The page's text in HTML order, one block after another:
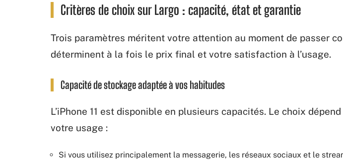
Critères de choix sur Largo : capacité, état et garantie
Trois paramètres méritent votre attention au moment de passer
déterminent à la fois le prix final et votre satisfaction à l’usage.
Capacité de stockage adaptée à vos habitudes
L’iPhone 11 est disponible en plusieurs capacités. Le choix
votre usage :
Si vous utilisez principalement la messagerie, les réseaux sociaux et le